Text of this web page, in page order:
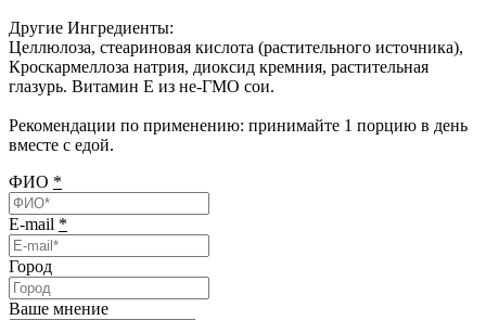
Другие Ингредиенты:
Целлюлоза, стеариновая кислота (растительного источника),
Кроскармеллоза натрия, диоксид кремния, растительная
глазурь. Витамин Е из не-ГМО сои.
Рекомендации по применению: принимайте 1 порцию в день
вместе с едой.
ФИО *
E-mail *
Город
Ваше мнение